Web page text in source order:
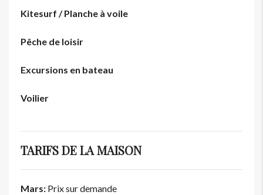
Kitesurf / Planche à voile
Pêche de loisir
Excursions en bateau
Voilier
TARIFS DE LA MAISON
Mars: Prix sur demande